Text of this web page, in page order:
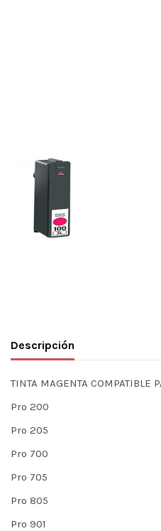
Descripción
TINTA MAGENTA COMPATIBLE
Pro 200
Pro 205
Pro 700
Pro 705
Pro 805
Pro 901